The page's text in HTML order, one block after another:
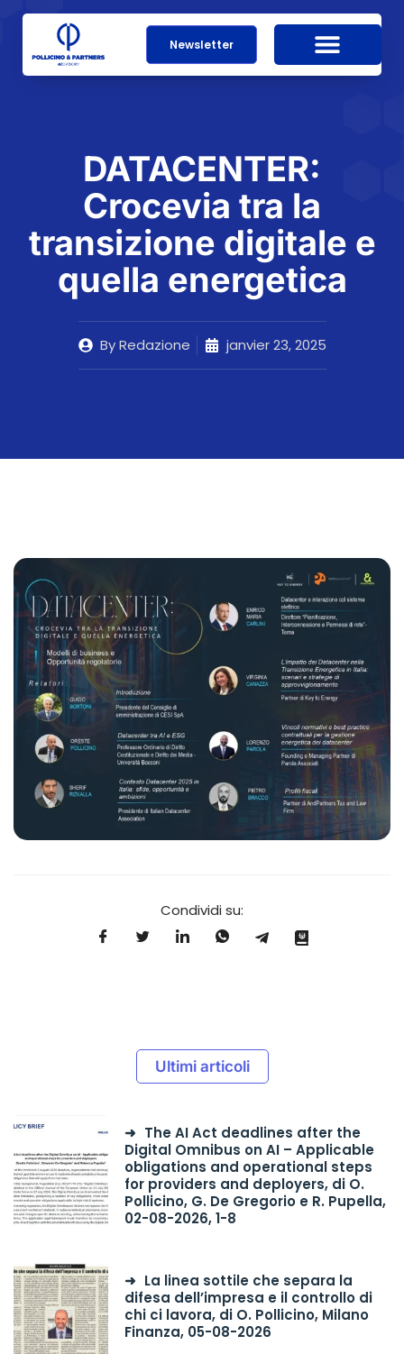
Newsletter
DATACENTER:
Crocevia tra la
transizione digitale e
quella energetica
ByRedazione janvier 23, 2025
Condividi su:
Ultimi articoli
The AI Act deadlines after the
Digital Omnibus on AI – Applicable
obligations and operational steps
for providers and deployers, di O.
Pollicino, G. De Gregorio e R. Pupella,
02-08-2026, 1-8
La linea sottile che separa la
difesa dell’impresa e il controllo di
chi ci lavora, di O. Pollicino, Milano
Finanza, 05-08-2026